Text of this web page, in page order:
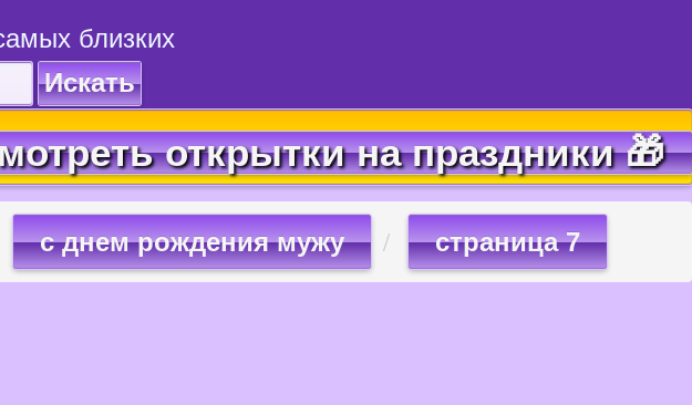
близких
Искать
открытки на праздники 🎁
с днем рождения мужу страница 7